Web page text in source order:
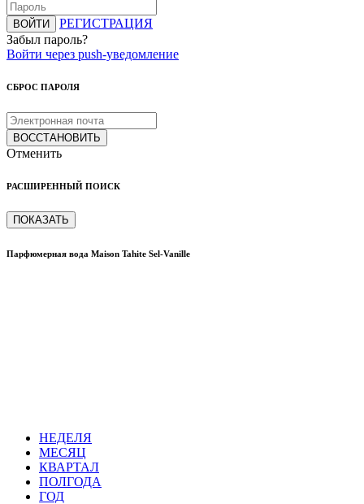
ВОЙТИ
РЕГИСТРАЦИЯ
Забыл пароль?
Войти через push-уведомление
СБРОС ПАРОЛЯ
ВОССТАНОВИТЬ
Отменить
РАСШИРЕННЫЙ ПОИСК
ПОКАЗАТЬ
Парфюмерная вода Maison Tahite Sel-Vanille
НЕДЕЛЯ
МЕСЯЦ
КВАРТАЛ
ПОЛГОДА
ГОД